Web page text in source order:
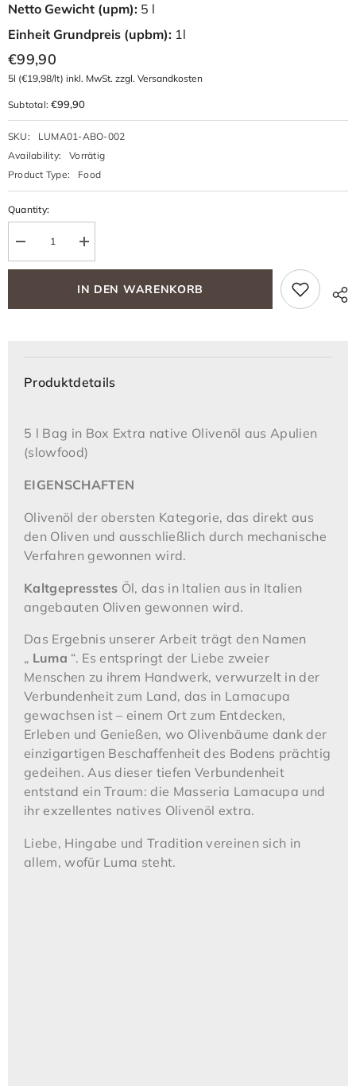
Netto Gewicht (upm): 5 l
Einheit Grundpreis (upbm): 1l
€99,90
5l (€19,98/lt) inkl. MwSt. zzgl. Versandkosten
Subtotal:€99,90
SKU:
LUMA01-ABO-002
Availability:
Vorrätig
Product Type:
Food
Quantity:
Decrease
quantity
for
5
Box
native
Olivenöl
Lamacupa
Increase
quantity
for
Abo/
Patenschaft
5
Box
native
Olivenöl
Lamacupa
IN DEN WARENKORB
Produktdetails
5 l Bag in Box Extra native Olivenöl aus Apulien
(slowfood)
EIGENSCHAFTEN
Olivenöl der obersten Kategorie, das direkt aus
den Oliven und ausschließlich durch mechanische
Verfahren gewonnen wird.
Kaltgepresstes Öl, das in Italien aus in Italien
angebauten Oliven gewonnen wird.
Das Ergebnis unserer Arbeit trägt den Namen
„ Luma “. Es entspringt der Liebe zweier
Menschen zu ihrem Handwerk, verwurzelt in der
Verbundenheit zum Land, das in Lamacupa
gewachsen ist – einem Ort zum Entdecken,
Erleben und Genießen, wo Olivenbäume dank der
einzigartigen Beschaffenheit des Bodens prächtig
gedeihen. Aus dieser tiefen Verbundenheit
entstand ein Traum: die Masseria Lamacupa und
ihr exzellentes natives Olivenöl extra.
Liebe, Hingabe und Tradition vereinen sich in
allem, wofür Luma steht.